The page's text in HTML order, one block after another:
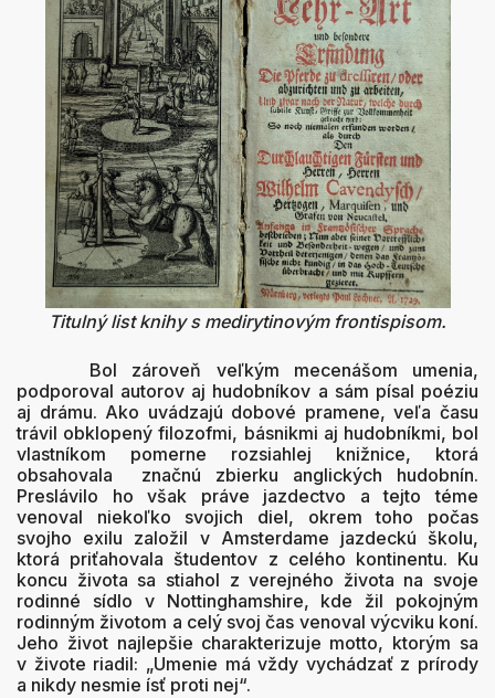
Titulný list knihy s medirytinovým frontispisom.
Bol zároveň veľkým mecenášom umenia,
podporoval autorov aj hudobníkov a sám písal poéziu
aj drámu. Ako uvádzajú dobové pramene, veľa času
trávil obklopený filozofmi, básnikmi aj hudobníkmi, bol
vlastníkom pomerne rozsiahlej knižnice, ktorá
obsahovala značnú zbierku anglických hudobnín.
Preslávilo ho však práve jazdectvo a tejto téme
venoval niekoľko svojich diel, okrem toho počas
svojho exilu založil v Amsterdame jazdeckú školu,
ktorá priťahovala študentov z celého kontinentu. Ku
koncu života sa stiahol z verejného života na svoje
rodinné sídlo v Nottinghamshire, kde žil pokojným
rodinným životom a celý svoj čas venoval výcviku koní.
Jeho život najlepšie charakterizuje motto, ktorým sa
v živote riadil: „Umenie má vždy vychádzať z prírody
a nikdy nesmie ísť proti nej“.